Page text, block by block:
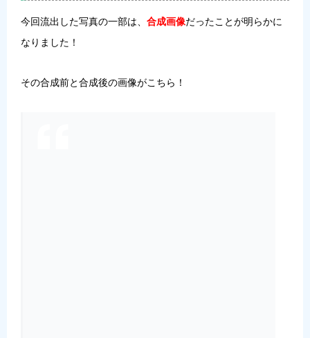
今回流出した写真の一部は、 合成画像だったことが明らかに
なりました！
その合成前と合成後の画像がこちら！